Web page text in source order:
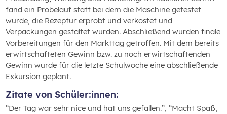
fand ein Probelauf statt bei dem die Maschine getestet
wurde, die Rezeptur erprobt und verkostet und
Verpackungen gestaltet wurden. Abschließend wurden finale
Vorbereitungen für den Markttag getroffen. Mit dem bereits
erwirtschafteten Gewinn bzw. zu noch erwirtschaftenden
Gewinn wurde für die letzte Schulwoche eine abschließende
Exkursion geplant.
Zitate von Schüler:innen:
“Der Tag war sehr nice und hat uns gefallen.”, “Macht Spaß,